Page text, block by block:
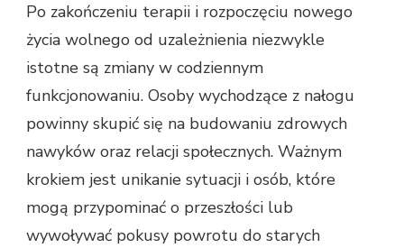
Po zakończeniu terapii i rozpoczęciu nowego
życia wolnego od uzależnienia niezwykle
istotne są zmiany w codziennym
funkcjonowaniu. Osoby wychodzące z nałogu
powinny skupić się na budowaniu zdrowych
nawyków oraz relacji społecznych. Ważnym
krokiem jest unikanie sytuacji i osób, które
mogą przypominać o przeszłości lub
wywoływać pokusy powrotu do starych